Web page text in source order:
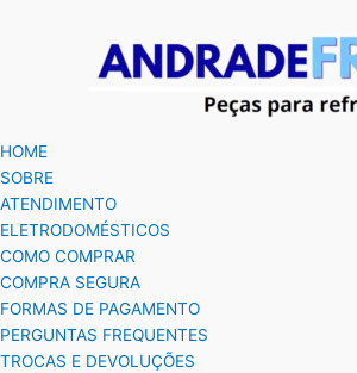
HOME
SOBRE
ATENDIMENTO
ELETRODOMÉSTICOS
COMO COMPRAR
COMPRA SEGURA
FORMAS DE PAGAMENTO
PERGUNTAS FREQUENTES
TROCAS E DEVOLUÇÕES